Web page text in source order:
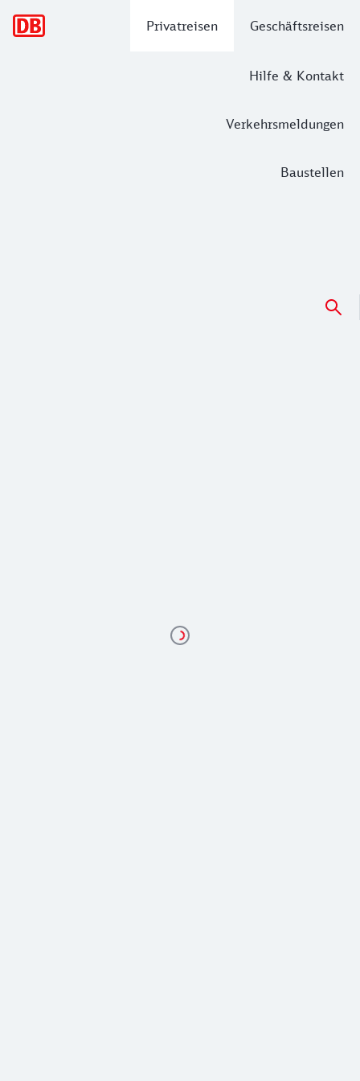
Privatreisen Geschäftsreisen
Hilfe & Kontakt
Verkehrsmeldungen
Baustellen